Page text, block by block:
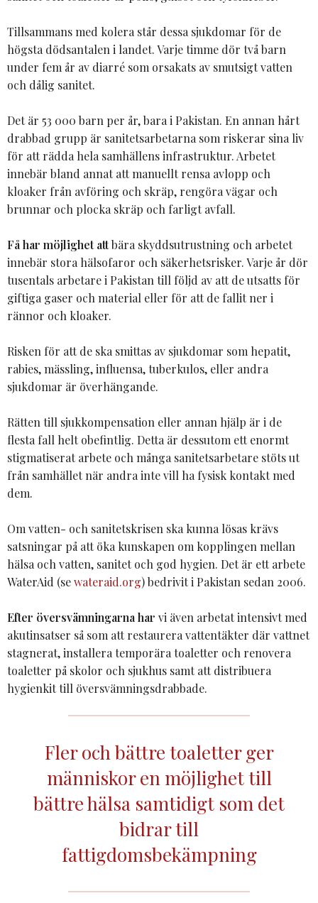
Tillsammans med kolera står dessa sjukdomar för de
högsta dödsantalen i landet. Varje timme dör två barn
under fem år av diarré som orsakats av smutsigt vatten
och dålig sanitet.
Det är 53 000 barn per år, bara i Pakistan. En annan hårt
drabbad grupp är sanitetsarbetarna som riskerar sina liv
för att rädda hela samhällens infrastruktur. Arbetet
innebär bland annat att manuellt rensa avlopp och
kloaker från avföring och skräp, rengöra vägar och
brunnar och plocka skräp och farligt avfall.
Få har möjlighet attbära skyddsutrustning och arbetet
innebär stora hälsofaror och säkerhetsrisker. Varje år dör
tusentals arbetare i Pakistan till följd av att de utsatts för
giftiga gaser och material eller för att de fallit ner i
rännor och kloaker.
Risken för att de ska smittas av sjukdomar som hepatit,
rabies, mässling, influensa, tuberkulos, eller andra
sjukdomar är överhängande.
Rätten till sjukkompensation eller annan hjälp är i de
flesta fall helt obefintlig. Detta är dessutom ett enormt
stigmatiserat arbete och många sanitetsarbetare stöts ut
från samhället när andra inte vill ha fysisk kontakt med
dem.
Om vatten- och sanitetskrisen ska kunna lösas krävs
satsningar på att öka kunskapen om kopplingen mellan
hälsa och vatten, sanitet och god hygien. Det är ett arbete
WaterAid (sewateraid.org) bedrivit i Pakistan sedan 2006.
Efter översvämningarna har vi även arbetat intensivt med
akutinsatser så som att restaurera vattentäkter där vattnet
stagnerat, installera temporära toaletter och renovera
toaletter på skolor och sjukhus samt att distribuera
hygienkit till översvämningsdrabbade.
Fler och bättre toaletter ger
människor en möjlighet till
bättre hälsa samtidigt som det
bidrar till
fattigdomsbekämpning